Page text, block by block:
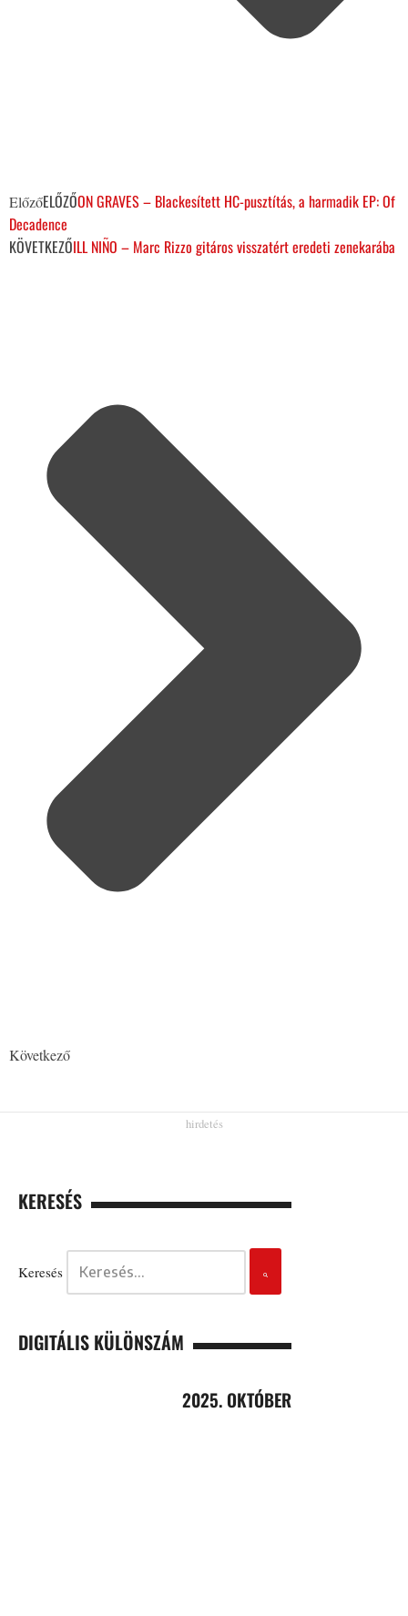
ElőzőELŐZŐON GRAVES – Blackesített HC-pusztítás, a harmadik EP: Of
Decadence
KÖVETKEZŐILL NIÑO – Marc Rizzo gitáros visszatért eredeti zenekarába
Következő
KERESÉS
Keresés
DIGITÁLIS KÜLÖNSZÁM
2025. OKTÓBER